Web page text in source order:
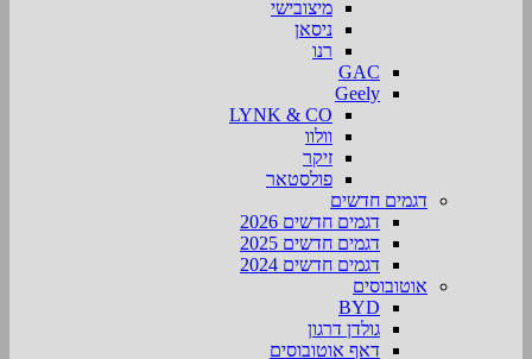
מיצובישי
ניסאן
רנו
GAC
Geely
LYNK & CO
וולוו
זיקר
פולסטאר
דגמים חדשים
דגמים חדשים 2026
דגמים חדשים 2025
דגמים חדשים 2024
אוטובוסים
BYD
גולדן דרגון
דאף אוטובוסים